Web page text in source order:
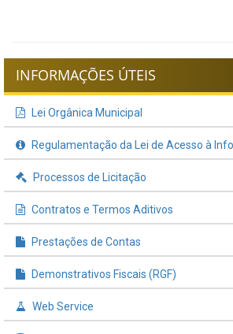
INFORMAÇÕES ÚTEIS
Lei Orgânica Municipal
Regulamentação da Lei de Acesso à
Processos de Licitação
Contratos e Termos Aditivos
Prestações de Contas
Demonstrativos Fiscais (RGF)
Web Service